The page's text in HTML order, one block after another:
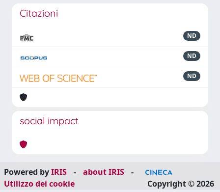
Citazioni
ND
ND
ND
social impact
Powered byIRIS - about IRIS
-
Utilizzo dei cookie
Copyright © 2026